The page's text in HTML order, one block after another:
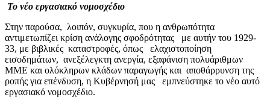
Το νέο εργασιακό νομοσχέδιο
Στην παρούσα, λοιπόν, συγκυρία, που η ανθρωπότητα
αντιμετωπίζει κρίση ανάλογης σφοδρότητας με αυτήν του 1929-
33, με βιβλικές καταστροφές, όπως ελαχιστοποίηση
εισοδημάτων, ανεξέλεγκτη ανεργία, εξαφάνιση πολυάριθμων
ΜΜΕ και ολόκληρων κλάδων παραγωγής και αποθάρρυνση της
ροπής για επένδυση, η Κυβέρνησή μας εμπνεύστηκε το νέο αυτό
εργασιακό νομοσχέδιο.